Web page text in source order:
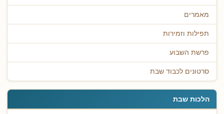
מאמרים
תפילות וזמירות
פרשת השבוע
סרטונים לכבוד שבת
הלכות שבת